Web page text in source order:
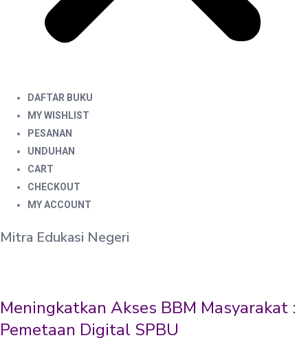
DAFTAR BUKU
MY WISHLIST
PESANAN
UNDUHAN
CART
CHECKOUT
MY ACCOUNT
Mitra Edukasi Negeri
Meningkatkan Akses BBM Masyarakat :
Pemetaan Digital SPBU